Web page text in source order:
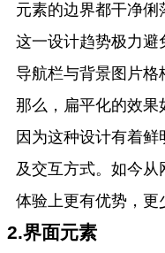
元素的边界都干净
这一设计趋势极力
导航栏与背景图片格
那么，扁平化的效果
因为这种设计有着
及交互方式。如今
体验上更有优势，
2.界面元素